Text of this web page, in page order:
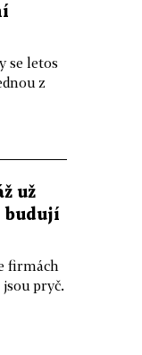
se letos
z
už
budují
firmách
pryč.